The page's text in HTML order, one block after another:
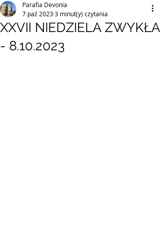
XXVII NIEDZIELA ZWYKŁA
- 8.10.2023
Parafia Devonia
7 paź 20233 minut(y) czytania